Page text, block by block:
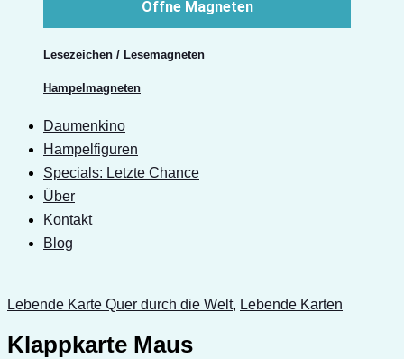
Öffne Magneten
Lesezeichen / Lesemagneten
Hampelmagneten
Daumenkino
Hampelfiguren
Specials: Letzte Chance
Über
Kontakt
Blog
Lebende Karte Quer durch die Welt, Lebende Karten
Klappkarte Maus